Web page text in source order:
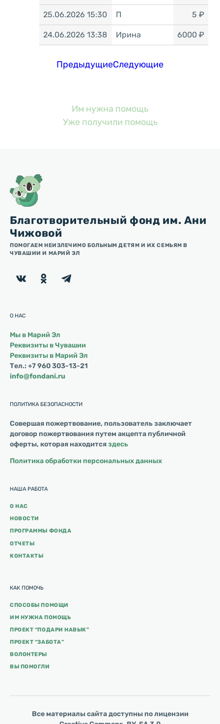
25.06.2026 15:30 П 5 ₽
24.06.2026 13:38 Ирина 6000 ₽
ПредыдущиеСледующие
Им нужна помощь
Уже получили помощь
Благотворительный фонд им. Ани
Чижовой
ПОМОГАЕМ НЕИЗЛЕЧИМО БОЛЬНЫМ ДЕТЯМ И ИХ СЕМЬЯМ В
ЧУВАШИИ И МАРИЙ ЭЛ
О НАС
Мы в Марий Эл
Реквизиты в Чувашии
Реквизиты в Марий Эл
Тел.: +7 960 303-13-21
info@fondani.ru
НАША РАБОТА
О НАС
НОВОСТИ
ПРОГРАММЫ ФОНДА
ОТЧЕТЫ
КОНТАКТЫ
КАК ПОМОЧЬ
СПОСОБЫ ПОМОЩИ
ИМ НУЖНА ПОМОЩЬ
ПРОЕКТ “ПОДАРИ НАВЫК”
ПРОЕКТ “ЗАБОТА”
ВОЛОНТЕРЫ
ВЫ ПОМОГЛИ
ПОЛИТИКА БЕЗОПАСНОСТИ
Совершая пожертвование, пользователь заключает
договор пожертвования путем акцепта публичной
оферты, которая находитсяздесь
Политика обработки персональных данных
Все материалы сайта доступны по лицензии